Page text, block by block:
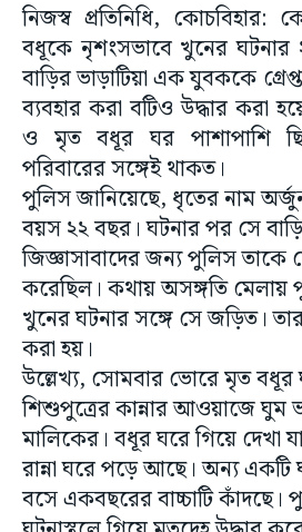
নিজস্ব প্রতিনিধি, কোচবিহার:
বধূকে নৃশংসভাবে খুনের ঘটনার
বাড়ির ভাড়াটিয়া এক যুবককে
ব্যবহার করা বটিও উদ্ধার করা
ও মৃত বধূর ঘর পাশাপাশি
পরিবারের সঙ্গেই থাকত।
পুলিস জানিয়েছে, ধৃতের নাম
বয়স ২২ বছর। ঘটনার পর সে
জিজ্ঞাসাবাদের জন্য পুলিস
করেছিল। কথায় অসঙ্গতি মেলায়
খুনের ঘটনার সঙ্গে সে জড়িত।
করা হয়।
উল্লেখ্য, সোমবার ভোরে মৃত বধূর
শিশুপুত্রের কান্নার আওয়াজে ঘুম
মালিকের। বধূর ঘরে গিয়ে দেখা
রান্না ঘরে পড়ে আছে। অন্য একটি
বসে একবছরের বাচ্চাটি কাঁদছে।